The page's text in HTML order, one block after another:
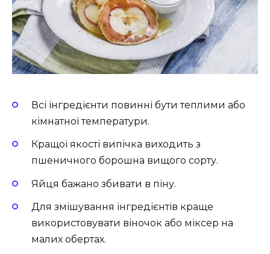
Всі інгредієнти повинні бути теплими або
кімнатної температури.
Кращої якості випічка виходить з
пшеничного борошна вищого сорту.
Яйця бажано збивати в піну.
Для змішування інгредієнтів краще
використовувати віночок або міксер на
малих обертах.